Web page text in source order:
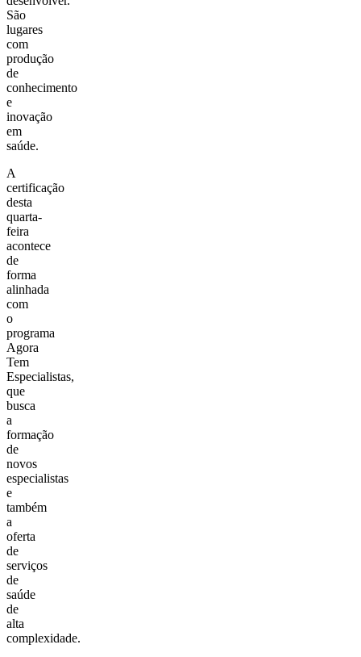
São
lugares
com
produção
de
conhecimento
e
inovação
em
saúde.
A
certificação
desta
quarta-
feira
acontece
de
forma
alinhada
com
o
programa
Agora
Tem
Especialistas,
que
busca
a
formação
de
novos
especialistas
e
também
a
oferta
de
serviços
de
saúde
de
alta
complexidade.